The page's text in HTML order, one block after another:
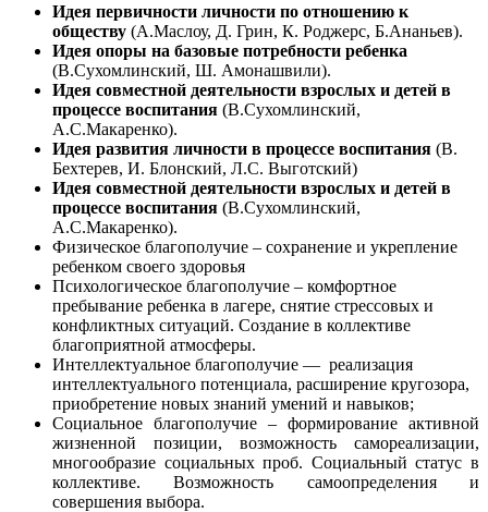
Идея первичности личности по отношению к
обществу (А.Маслоу, Д. Грин, К. Роджерс, Б.Ананьев).
Идея опоры на базовые потребности ребенка
(В.Сухомлинский, Ш. Амонашвили).
Идея совместной деятельности взрослых и детей в
процессе воспитания (В.Сухомлинский,
А.С.Макаренко).
Идея развития личности в процессе воспитания (В.
Бехтерев, И. Блонский, Л.С. Выготский)
Идея совместной деятельности взрослых и детей в
процессе воспитания (В.Сухомлинский,
А.С.Макаренко).
Физическое благополучие – сохранение и укрепление
ребенком своего здоровья
Психологическое благополучие – комфортное
пребывание ребенка в лагере, снятие стрессовых и
конфликтных ситуаций. Создание в коллективе
благоприятной атмосферы.
Интеллектуальное благополучие — реализация
интеллектуального потенциала, расширение кругозора,
приобретение новых знаний умений и навыков;
Социальное благополучие – формирование активной
жизненной позиции, возможность самореализации,
многообразие социальных проб. Социальный статус в
коллективе. Возможность самоопределения и
совершения выбора.